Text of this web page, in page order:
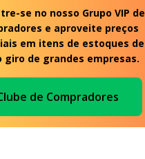
se no nosso Grupo VIP de
e aproveite preços
em itens de estoques de
giro de grandes empresas.
de Compradores